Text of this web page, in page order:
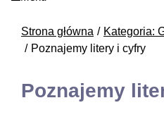
Strona główna
Kategoria:
Poznajemy litery i cyfry
Poznajemy